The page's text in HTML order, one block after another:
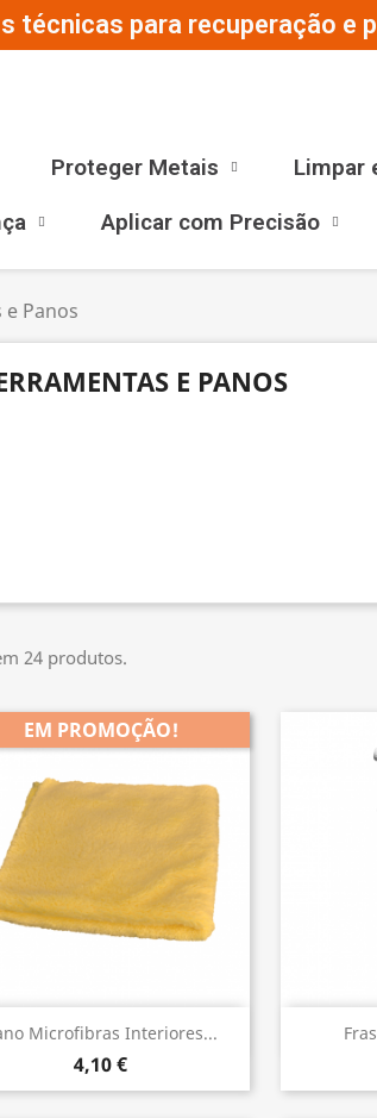
técnicas para recuperação e
Proteger Metais Limpar
Aplicar com Precisão
Panos
E PANOS
24 produtos.
Microfibras Interiores...
4,10 €
EM PROMOÇÃO!
Vista rápida